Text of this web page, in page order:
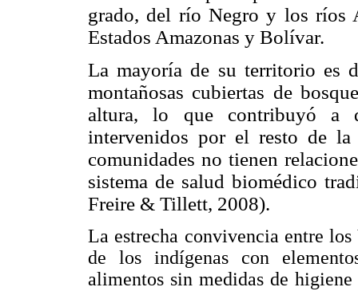
grado, del río Negro y los ríos
Estados Amazonas y Bolívar.
La mayoría de su territorio es
montañosas cubiertas de
altura, lo que contribuyó a
intervenidos por el resto de la
comunidades no tienen
sistema de salud biomédico
Freire & Tillett, 2008).
La estrecha convivencia entre
de los indígenas con
alimentos sin medidas de higiene